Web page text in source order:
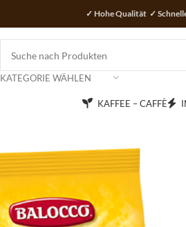
✓ Hohe Qualität ✓
KATEGORIE WÄHLEN
KAFFEE – CAFFÈ